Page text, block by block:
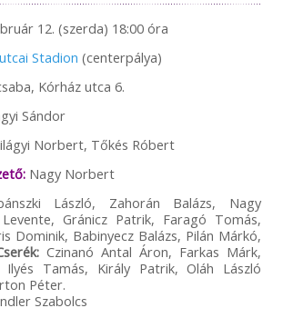
12. (szerda) 18:00 óra
Stadion (centerpálya)
Kórház utca 6.
Sándor
Norbert, Tőkés Róbert
Nagy Norbert
László, Zahorán Balázs, Nagy
Gránicz Patrik, Faragó Tomás,
Dominik, Babinyecz Balázs, Pilán Márkó,
Czinanó Antal Áron, Farkas Márk,
Ilyés Tamás, Király Patrik, Oláh László
Péter.
Szabolcs